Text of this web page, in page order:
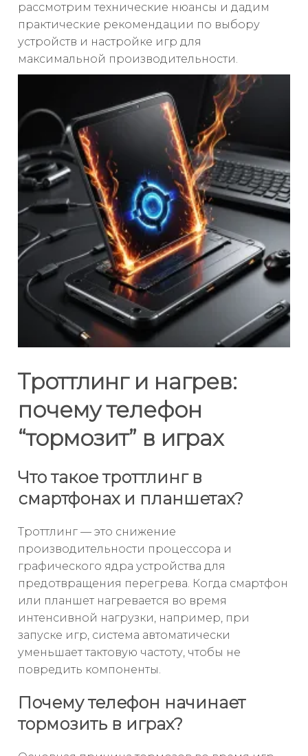
рассмотрим технические нюансы и дадим
практические рекомендации по выбору
устройств и настройке игр для
максимальной производительности.
Троттлинг и нагрев:
почему телефон
“тормозит” в играх
Что такое троттлинг в
смартфонах и планшетах?
Троттлинг — это снижение
производительности процессора и
графического ядра устройства для
предотвращения перегрева. Когда смартфон
или планшет нагревается во время
интенсивной нагрузки, например, при
запуске игр, система автоматически
уменьшает тактовую частоту, чтобы не
повредить компоненты.
Почему телефон начинает
тормозить в играх?